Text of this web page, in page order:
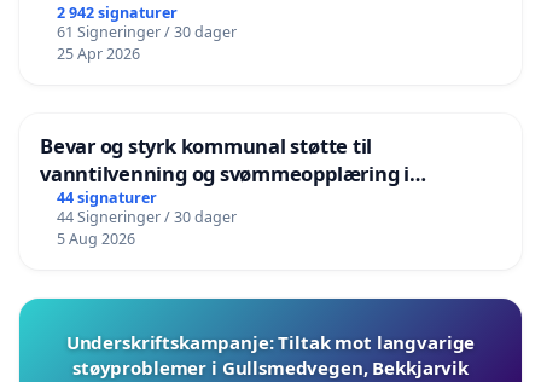
2 942 signaturer
61 Signeringer / 30 dager
25 Apr 2026
Bevar og styrk kommunal støtte til
vanntilvenning og svømmeopplæring i
barnehagene i Haugesund
44 signaturer
44 Signeringer / 30 dager
5 Aug 2026
Underskriftskampanje: Tiltak mot langvarige
støyproblemer i Gullsmedvegen, Bekkjarvik